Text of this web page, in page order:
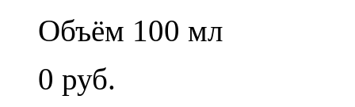
Объём 100 мл
0 руб.